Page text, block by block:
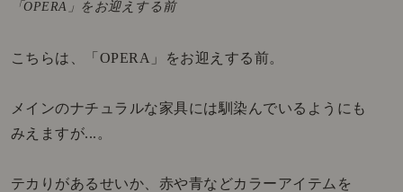
「OPERA」をお迎えする前
こちらは、「OPERA」をお迎えする前。
メインのナチュラルな家具には馴染んでいるようにも
みえますが...。
テカりがあるせいか、赤や青などカラーアイテムを